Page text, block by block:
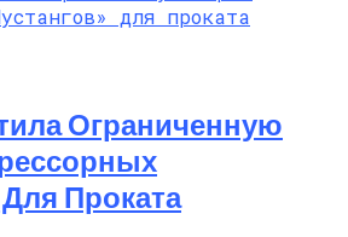
Ограниченную
Проката